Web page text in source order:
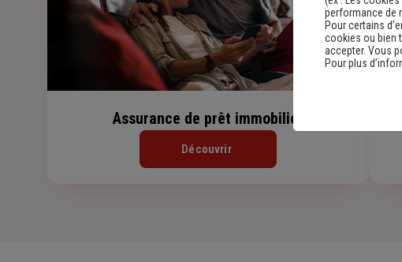
Assurance de prêt immobilier
Découvrir
performance de
Pour certains
cookies ou bien
accepter. Vous
Pour plus